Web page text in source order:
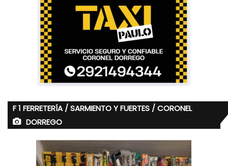
F 1 FERRETERÍA / SARMIENTO Y FUERTES / CORONEL
DORREGO